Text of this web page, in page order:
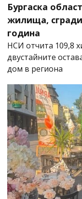
Бургаска
жилища,
година
НСИ отчита 109,8
двустайните
дом в региона